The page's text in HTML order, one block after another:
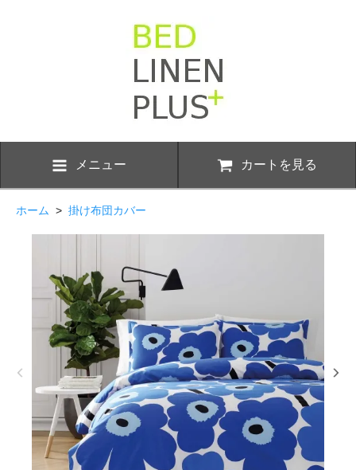
メニュー カートを見る
ホーム > 掛け布団カバー